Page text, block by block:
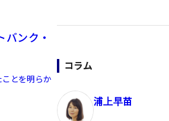
ンク・
とを明らか
コラム
浦上早苗